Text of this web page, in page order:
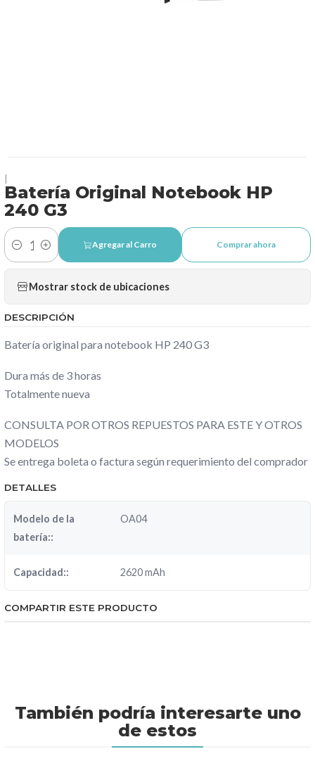
Batería Original Notebook HP
240 G3
Cantidad
Agregar al Carro Comprar ahora
Mostrar stock de ubicaciones
DESCRIPCIÓN
Batería original para notebook HP 240 G3
Dura más de 3 horas
Totalmente nueva
CONSULTA POR OTROS REPUESTOS PARA ESTE Y OTROS
MODELOS
Se entrega boleta o factura según requerimiento del comprador
DETALLES
Modelo de la
batería::
OA04
Capacidad:: 2620 mAh
COMPARTIR ESTE PRODUCTO
También podría interesarte uno
de estos